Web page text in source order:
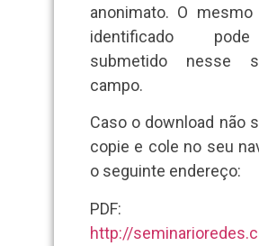
anonimato. O mesmo
identificado
submetido nesse
campo.
Caso o download não
copie e cole no seu
o seguinte endereço:
PDF:
http://